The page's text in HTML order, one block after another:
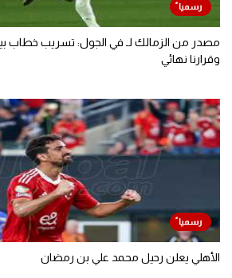
مصدر من الزمالك لـ في الجول: تسريب خطاب
وقرارنا نهائي
الأهلي يعلن رحيل محمد علي بن رمضان